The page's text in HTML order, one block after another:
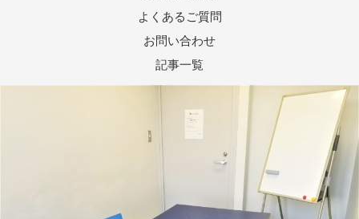
よくあるご質問
お問い合わせ
記事一覧